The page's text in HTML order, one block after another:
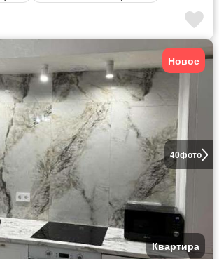
40фото
Новое
Квартира